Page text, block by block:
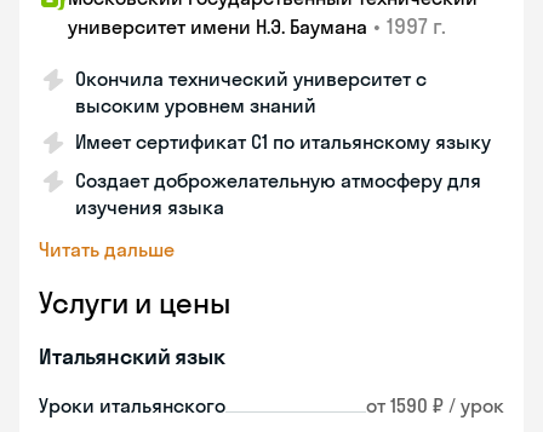
университет имени Н.Э. Баумана • 1997 г.
Окончила технический университет с
высоким уровнем знаний
Имеет сертификат C1 по итальянскому языку
Создает доброжелательную атмосферу для
изучения языка
Читать дальше
Услуги и цены
Итальянский язык
Уроки итальянского от 1590 ₽ / урок